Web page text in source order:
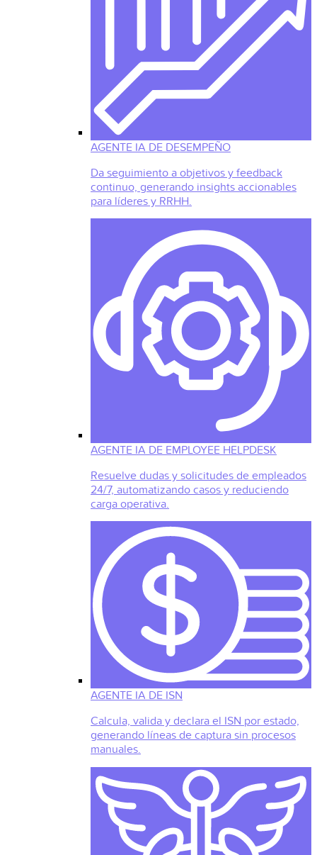
AGENTE IA DE DESEMPEÑO
Da seguimiento a objetivos y feedback
continuo, generando insights accionables
para líderes y RRHH.
AGENTE IA DE EMPLOYEE HELPDESK
Resuelve dudas y solicitudes de empleados
24/7, automatizando casos y reduciendo
carga operativa.
AGENTE IA DE ISN
Calcula, valida y declara el ISN por estado,
generando líneas de captura sin procesos
manuales.